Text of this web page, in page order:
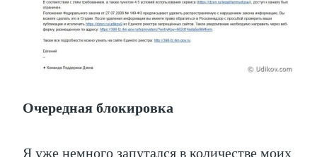
Очередная блокировка
Я уже немного запутался в количестве моих